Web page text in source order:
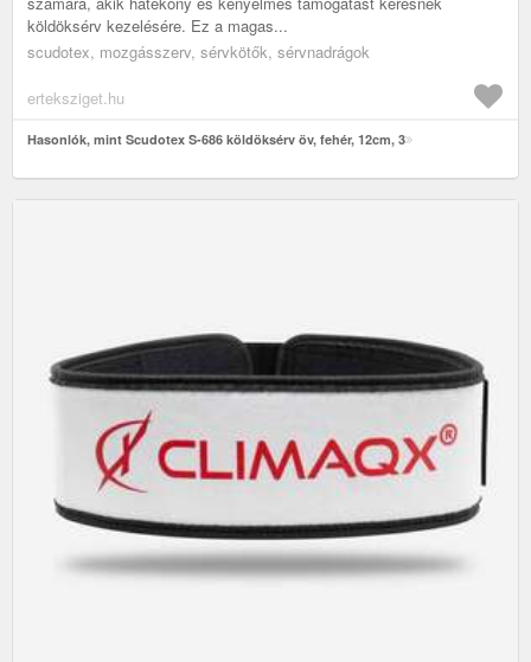
köldöksérv kezelésére. Ez a magas...
scudotex, mozgásszerv, sérvkötők, sérvnadrágok
erteksziget.hu
Hasonlók, mint Scudotex S-686 köldöksérv öv, fehér, 12cm, 3